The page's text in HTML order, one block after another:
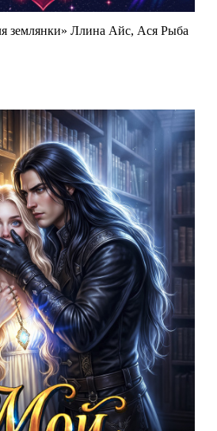
землянки» Ллина Айс, Ася Рыба